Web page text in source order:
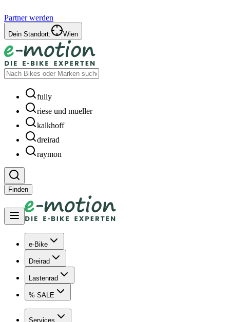
Partner werden
Dein Standort: Wien
fully
riese und mueller
kalkhoff
dreirad
raymon
Finden
e-Bike
Dreirad
Lastenrad
% SALE
Services